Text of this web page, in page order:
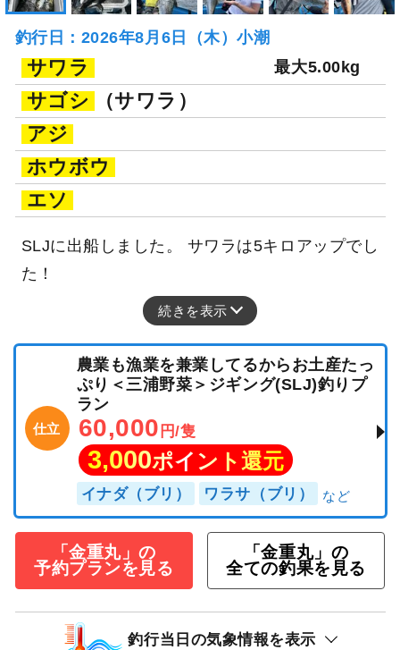
釣行日：2026年8月6日（木）小潮
サワラ 最大5.00kg
サゴシ
（サワラ）
アジ
ホウボウ
エソ
SLJに出船しました。 サワラは5キロアップでし
た！
続きを表示
仕立
農業も漁業を兼業してるからお土産たっ
ぷり＜三浦野菜＞ジギング(SLJ)釣りプ
ラン
60,000 円/隻
3,000ポイント還元
イナダ（ブリ） ワラサ（ブリ）
「金重丸」の
予約プランを見る
「金重丸」の
全ての釣果を見る
釣行当日の気象情報を表示